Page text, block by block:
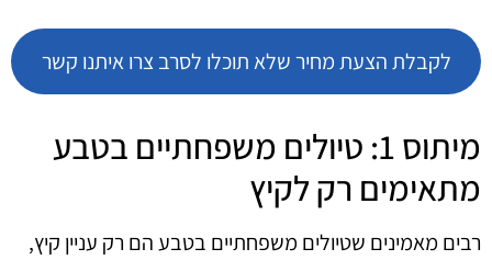
לקבלת הצעת מחיר שלא תוכלו לסרב צרו איתנו קשר
מיתוס 1: טיולים משפחתיים בטבע
מתאימים רק לקיץ
רבים מאמינים שטיולים משפחתיים בטבע הם רק עניין קיץ,